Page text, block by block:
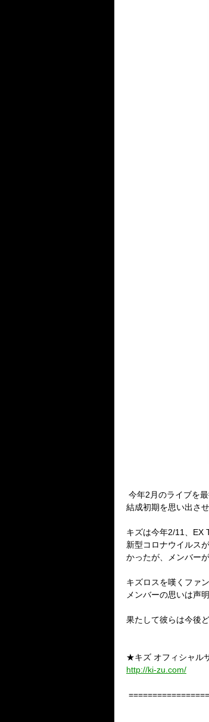
今年2 月のライブを
結成初期を思い出さ
キズは今年2/11 EX
新型コロナウイルス
かったが、メンバーが
キズロスを嘆くファ
メンバーの思いは声
果たして彼らは今後
★キズ オフィシャル
http://ki-zu.com/